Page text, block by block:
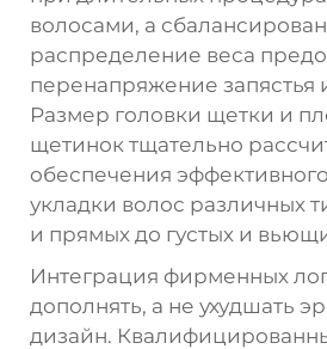
волосами, а
распределение веса
перенапряжение запястья
Размер головки щетки и
щетинок тщательно
обеспечения
укладки волос различных
и прямых до густых и
Интеграция фирменных
дополнять, а не ухудшать
дизайн.